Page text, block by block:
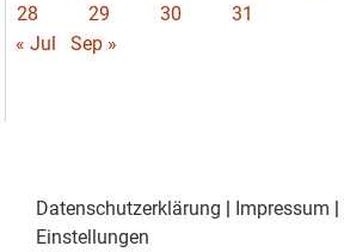
28
29 30
31
« Jul
Sep »
Datenschutzerklärung | Impressum |
Einstellungen